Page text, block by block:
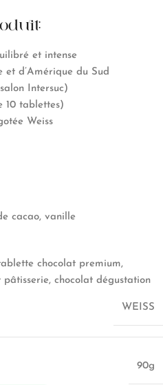
et intense
et d’Amérique du Sud
Intersuc)
10 tablettes)
Weiss
cacao, vanille
chocolat premium,
chocolat dégustation
WEISS
90g